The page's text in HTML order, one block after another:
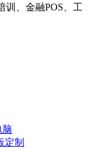
训、金融POS、工
脑
定制